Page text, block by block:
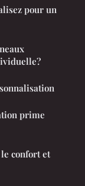
pour un
prime
confort et